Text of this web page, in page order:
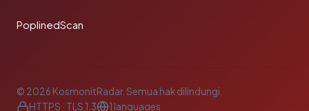
PoplinedScan
© 2026 KosmonitRadar. Semua hak dilindungi.
HTTPS · TLS 1.3
1 languages